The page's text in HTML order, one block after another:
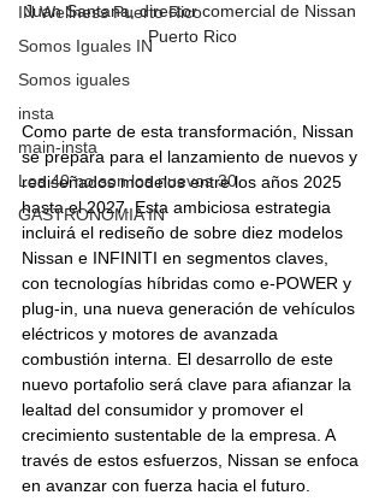
IN Wellness Puerto Rico
Somos Iguales IN
Somos iguales
insta
main-insta
Los 40 no son los nuevos 30
GASTRONOMIA IN
Juan Santana, director comercial de Nissan
Puerto Rico
Como parte de esta transformación, Nissan
se prepara para el lanzamiento de nuevos y
rediseñados modelos entre los años 2025
hasta el 2027. Esta ambiciosa estrategia
incluirá el rediseño de sobre diez modelos
Nissan e INFINITI en segmentos claves,
con tecnologías híbridas como e-POWER y
plug-in, una nueva generación de vehículos
eléctricos y motores de avanzada
combustión interna. El desarrollo de este
nuevo portafolio será clave para afianzar la
lealtad del consumidor y promover el
crecimiento sustentable de la empresa. A
través de estos esfuerzos, Nissan se enfoca
en avanzar con fuerza hacia el futuro.